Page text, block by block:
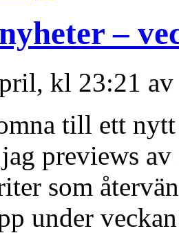
–
kl 23:21 av
till ett
previews
som
under